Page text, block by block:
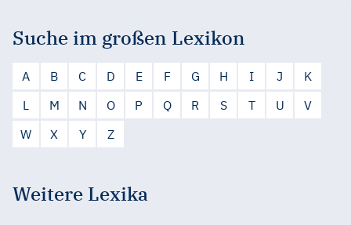
Suche im großen Lexikon
A B C D E F G H I J
K
L
M N O P Q R S T U
V
W
X Y Z
Weitere Lexika